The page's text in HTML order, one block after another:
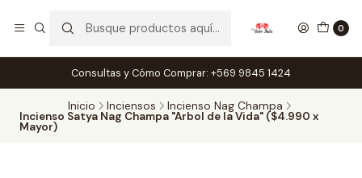
0
Consultas y Cómo Comprar: +569 9845 1424
Inicio Inciensos Incienso Nag Champa
Incienso Satya Nag Champa "Arbol de la Vida" ($4.990 x
Mayor)